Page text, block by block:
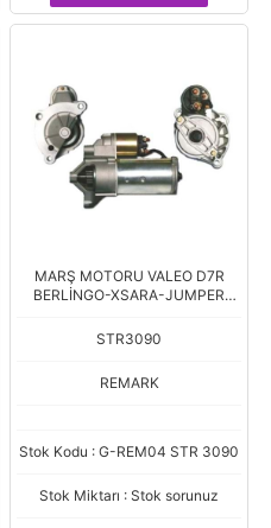
MARŞ MOTORU VALEO D7R
BERLİNGO-XSARA-JUMPER
STR3090
REMARK
Stok Kodu : G-REM04 STR 3090
Stok Miktarı : Stok sorunuz